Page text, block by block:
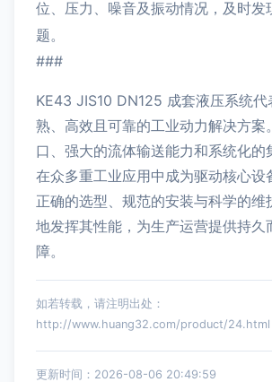
位、压力、噪音及振动情况，及时发
题。
###
KE43 JIS10 DN125 成套液压系统代
熟、高效且可靠的工业动力解决方案
口、强大的流体输送能力和系统化的
在众多重工业应用中成为驱动核心设
正确的选型、规范的安装与科学的维
地发挥其性能，为生产运营提供持久
障。
如若转载，请注明出处：
http://www.huang32.com/product/24.html
更新时间：2026-08-06 20:49:59